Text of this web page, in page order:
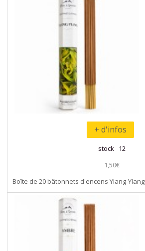
+ d'infos
stock 12
1,50€
Boîte de 20 bâtonnets d'encens Ylang-Ylang